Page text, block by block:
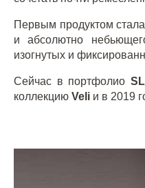
Первым продуктом
и абсолютно
изогнутых и
Сейчас в портфолио
коллекцию Veli и в 2019